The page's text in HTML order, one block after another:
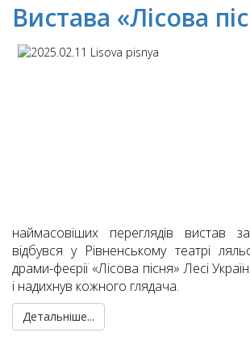
Вистава «Лісова
наймасовіших переглядів вистав
відбувся у Рівненському театрі
драми-феєрії «Лісова пісня» Лесі
і надихнув кожного глядача.
Детальніше...